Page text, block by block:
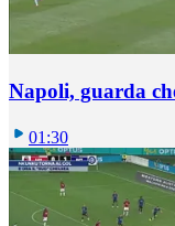
Napoli, guarda
01:30